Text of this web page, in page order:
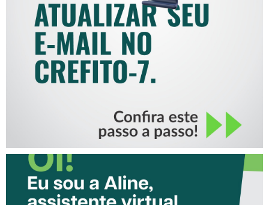
COMO ATUALIZAR SEU E-
MAIL NO CREFITO-7